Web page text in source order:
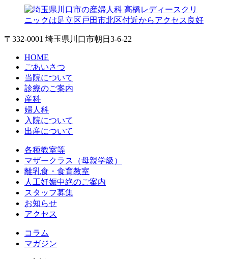
〒332-0001 埼玉県川口市朝日3-6-22
HOME
ごあいさつ
当院について
診療のご案内
産科
婦人科
入院について
出産について
各種教室等
マザークラス（母親学級）
離乳食・食育教室
人工妊娠中絶のご案内
スタッフ募集
お知らせ
アクセス
コラム
マガジン